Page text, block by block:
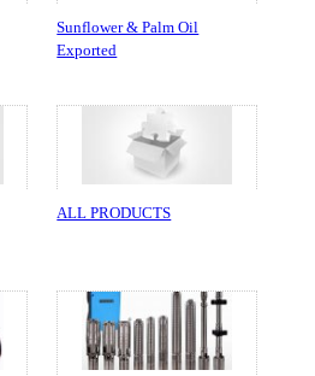
Sunflower & Palm Oil
Exported
ALL PRODUCTS